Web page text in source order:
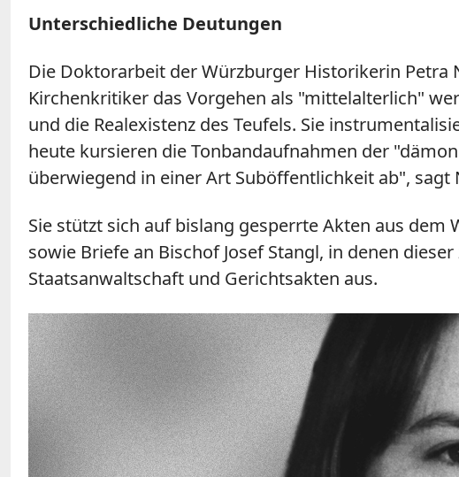
Unterschiedliche Deutungen
Die Doktorarbeit der Würzburger Historikerin Petra
Kirchenkritiker das Vorgehen als "mittelalterlich"
und die Realexistenz des Teufels. Sie
heute kursieren die Tonbandaufnahmen der
überwiegend in einer Art Suböffentlichkeit ab", sagt
Sie stützt sich auf bislang gesperrte Akten aus
sowie Briefe an Bischof Josef Stangl, in denen
Staatsanwaltschaft und Gerichtsakten aus.